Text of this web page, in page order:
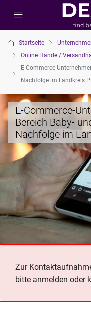
Startseite
Online Handel/
E-Commerce-
Nachfolge im Landkreis
E-Commerce-
Bereich Baby-
Nachfolge im
Zur
bitte anmelden oder